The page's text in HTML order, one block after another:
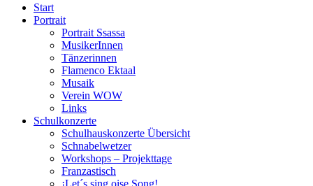
Start
Portrait
Portrait Ssassa
MusikerInnen
Tänzerinnen
Flamenco Ektaal
Musaik
Verein WOW
Links
Schulkonzerte
Schulhauskonzerte Übersicht
Schnabelwetzer
Workshops – Projekttage
Franzastisch
¡Let´s sing oise Song!